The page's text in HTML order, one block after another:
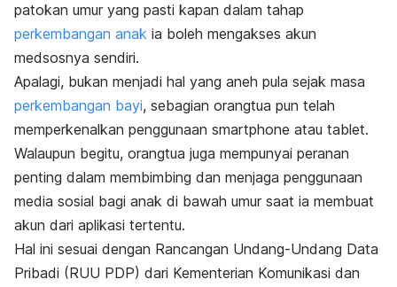
patokan umur yang pasti kapan dalam tahap
perkembangan anak ia boleh mengakses akun
medsosnya sendiri.
Apalagi, bukan menjadi hal yang aneh pula sejak masa
perkembangan bayi, sebagian orangtua pun telah
memperkenalkan penggunaan smartphone atau tablet.
Walaupun begitu, orangtua juga mempunyai peranan
penting dalam membimbing dan menjaga penggunaan
media sosial bagi anak di bawah umur saat ia membuat
akun dari aplikasi tertentu.
Hal ini sesuai dengan Rancangan Undang-Undang Data
Pribadi (RUU PDP) dari Kementerian Komunikasi dan